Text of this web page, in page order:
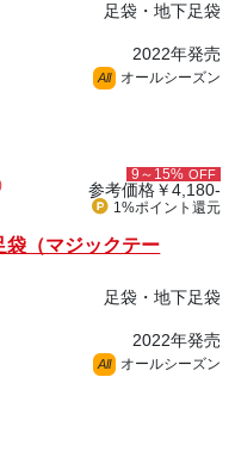
足袋・地下足袋
2022年発売
All オールシーズン
9～15% OFF
参考価格￥4,180-
1%ポイント 還元
袋（マジックテー
足袋・地下足袋
2022年発売
All オールシーズン